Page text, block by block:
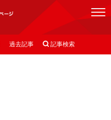
過去記事  記事検索